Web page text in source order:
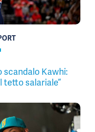
scandalo Kawhi:
tetto salariale”